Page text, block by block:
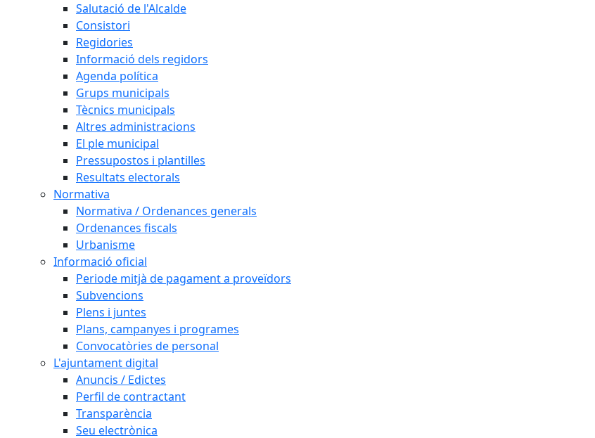
Salutació de l'Alcalde
Consistori
Regidories
Informació dels regidors
Agenda política
Grups municipals
Tècnics municipals
Altres administracions
El ple municipal
Pressupostos i plantilles
Resultats electorals
Normativa
Normativa / Ordenances generals
Ordenances fiscals
Urbanisme
Informació oficial
Periode mitjà de pagament a proveïdors
Subvencions
Plens i juntes
Plans, campanyes i programes
Convocatòries de personal
L'ajuntament digital
Anuncis / Edictes
Perfil de contractant
Transparència
Seu electrònica